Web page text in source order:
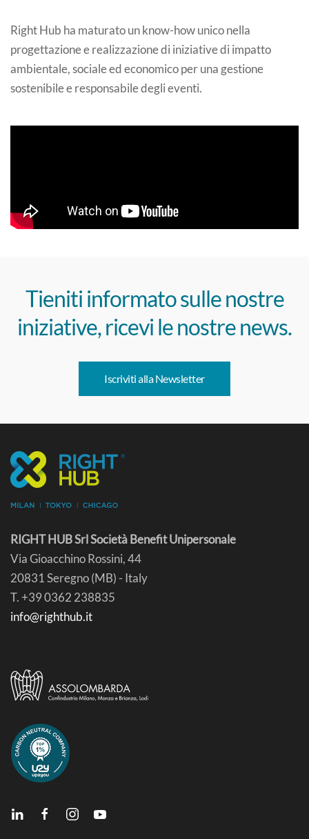
Right Hub ha maturato un know-how unico nella
progettazione e realizzazione di iniziative di impatto
ambientale, sociale ed economico per una gestione
sostenibile e responsabile degli eventi.
Tieniti informato sulle nostre
iniziative, ricevi le nostre news.
Iscriviti alla Newsletter
RIGHT HUB Srl Società Benefit Unipersonale
Via Gioacchino Rossini, 44
20831 Seregno (MB) - Italy
T. +39 0362 238835
info@righthub.it